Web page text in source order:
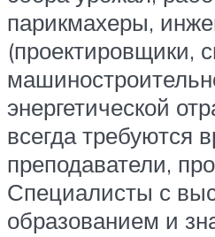
парикмахеры,
(проектировщики,
энергетической
всегда требуются
преподаватели,
Специалисты с
образованием и